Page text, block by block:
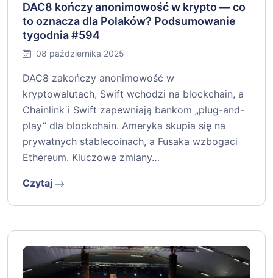
DAC8 kończy anonimowość w krypto — co
to oznacza dla Polaków? Podsumowanie
tygodnia #594
08 października 2025
DAC8 zakończy anonimowość w
kryptowalutach, Swift wchodzi na blockchain, a
Chainlink i Swift zapewniają bankom „plug-and-
play” dla blockchain. Ameryka skupia się na
prywatnych stablecoinach, a Fusaka wzbogaci
Ethereum. Kluczowe zmiany…
Czytaj